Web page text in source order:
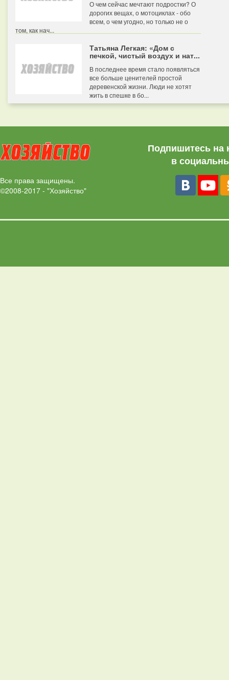
О чем сейчас мечтают подростки? О
дорогих вещах, о мотоциклах - обо
всем, о чем угодно, но только не о
том, как нач...
Татьяна Легкая: «Дом с
печкой, чистый воздух и нат...
В последнее время стало появляться
все больше ценителей простой
деревенской жизни. Люди не хотят
жить в спешке в бо...
Все права защищены.
©2008-2017 - "Хозяйство"
Подпишитесь на
в